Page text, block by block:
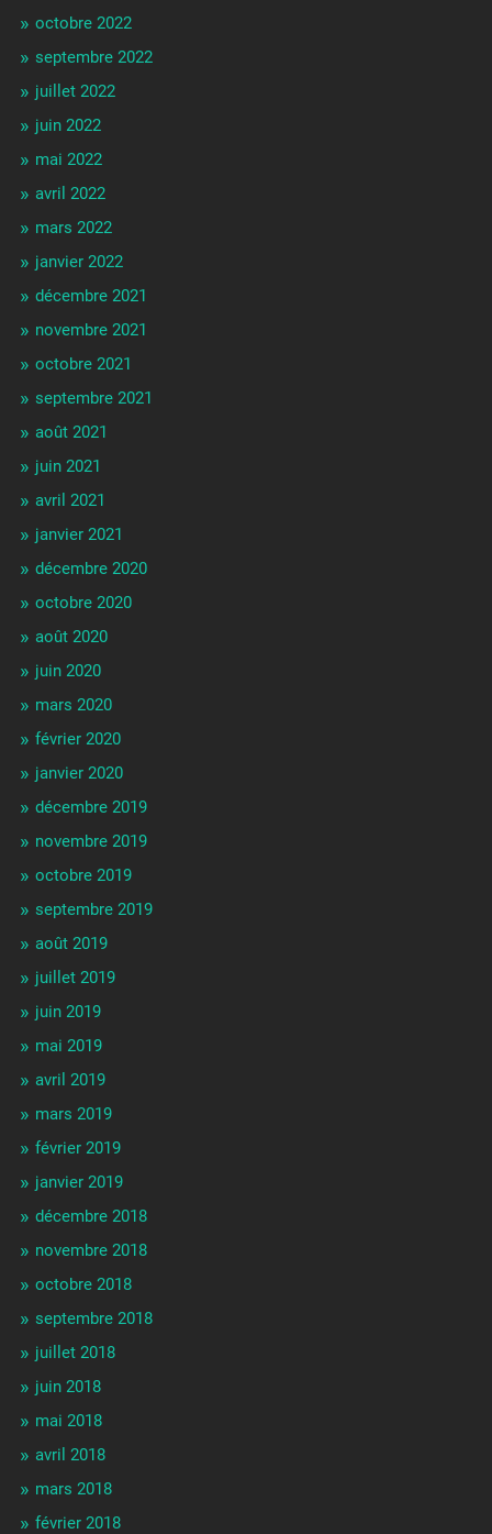
octobre 2022
septembre 2022
juillet 2022
juin 2022
mai 2022
avril 2022
mars 2022
janvier 2022
décembre 2021
novembre 2021
octobre 2021
septembre 2021
août 2021
juin 2021
avril 2021
janvier 2021
décembre 2020
octobre 2020
août 2020
juin 2020
mars 2020
février 2020
janvier 2020
décembre 2019
novembre 2019
octobre 2019
septembre 2019
août 2019
juillet 2019
juin 2019
mai 2019
avril 2019
mars 2019
février 2019
janvier 2019
décembre 2018
novembre 2018
octobre 2018
septembre 2018
juillet 2018
juin 2018
mai 2018
avril 2018
mars 2018
février 2018